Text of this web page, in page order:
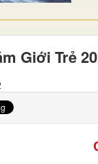
Giới Trẻ